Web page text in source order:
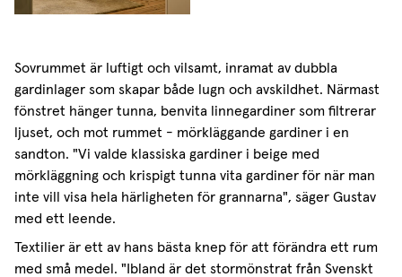
Sovrummet är luftigt och vilsamt, inramat av dubbla
gardinlager som skapar både lugn och avskildhet. Närmast
fönstret hänger tunna, benvita linnegardiner som filtrerar
ljuset, och mot rummet - mörkläggande gardiner i en
sandton. "Vi valde klassiska gardiner i beige med
mörkläggning och krispigt tunna vita gardiner för när man
inte vill visa hela härligheten för grannarna", säger Gustav
med ett leende.
Textilier är ett av hans bästa knep för att förändra ett rum
med små medel. "Ibland är det stormönstrat från Svenskt